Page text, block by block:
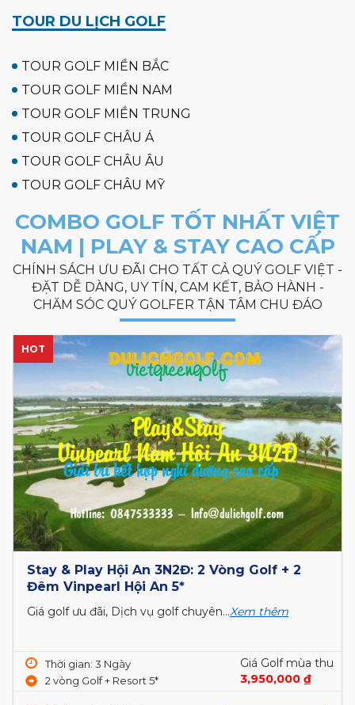
TOUR DU LỊCH GOLF
TOUR GOLF MIỀN BẮC
TOUR GOLF MIỀN NAM
TOUR GOLF MIỀN TRUNG
TOUR GOLF CHÂU Á
TOUR GOLF CHÂU ÂU
TOUR GOLF CHÂU MỸ
COMBO GOLF TỐT NHẤT VIỆT
NAM | PLAY & STAY CAO CẤP
CHÍNH SÁCH ƯU ĐÃI CHO TẤT CẢ QUÝ GOLF VIỆT -
ĐẶT DỄ DÀNG, UY TÍN, CAM KẾT, BẢO HÀNH -
CHĂM SÓC QUÝ GOLFER TẬN TÂM CHU ĐÁO
HOT
Stay & Play Hội An 3N2Đ: 2 Vòng Golf + 2
Đêm Vinpearl Hội An 5*
Giá golf ưu đãi, Dịch vụ golf chuyên...Xem thêm
Thời gian: 3 Ngày
2 vòng Golf + Resort 5*
Giá Golf mùa thu
3,950,000 ₫